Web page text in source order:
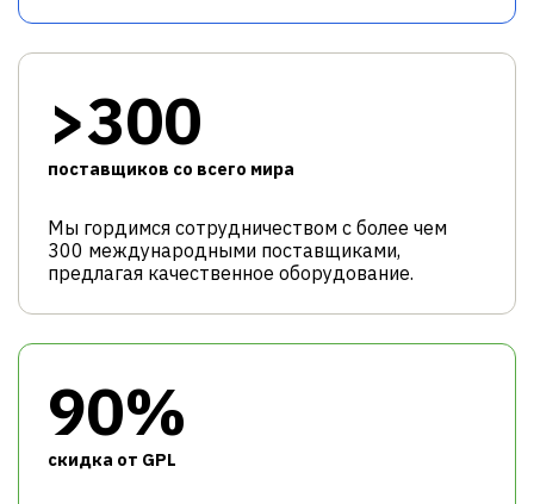
>300
поставщиков со всего мира
Мы гордимся сотрудничеством с более чем
300 международными поставщиками,
предлагая качественное оборудование.
90%
cкидка от GPL